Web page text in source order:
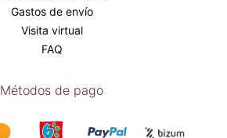
Gastos de envío
Visita virtual
FAQ
Métodos de pago